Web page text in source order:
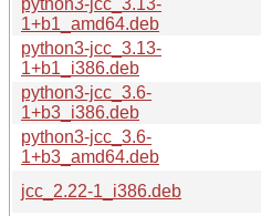
1+b1_amd64.deb
python3-jcc_3.13-
1+b1_i386.deb
python3-jcc_3.6-
1+b3_i386.deb
python3-jcc_3.6-
1+b3_amd64.deb
jcc_2.22-1_i386.deb